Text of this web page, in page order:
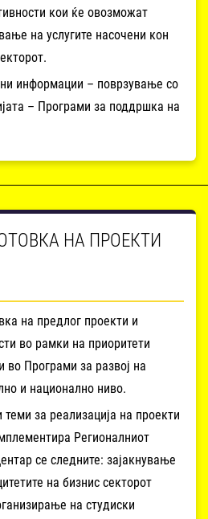
кои ќе овозможат
на услугите насочени кон
информации – поврзување со
– Програми за поддршка на
НА ПРОЕКТИ
на предлог проекти и
во рамки на приоритети
во Програми за развој на
и национално ниво.
теми за реализација на проекти
Регионалниот
се следните: зајакнување
на бизнис секторот
на студиски